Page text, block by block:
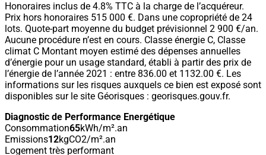
Honoraires inclus de 4.8% TTC à la charge de l’acquéreur.
Prix hors honoraires 515 000 €. Dans une copropriété de 24
lots. Quote-part moyenne du budget prévisionnel 2 900 €/an.
Aucune procédure n’est en cours. Classe énergie C, Classe
climat C Montant moyen estimé des dépenses annuelles
d’énergie pour un usage standard, établi à partir des prix de
l’énergie de l’année 2021 : entre 836.00 et 1132.00 €. Les
informations sur les risques auxquels ce bien est exposé sont
disponibles sur le site Géorisques : georisques.gouv.fr.
Diagnostic de Performance Energétique
Consommation65kWh/m².an
Emissions12kgCO2/m².an
Logement très performant